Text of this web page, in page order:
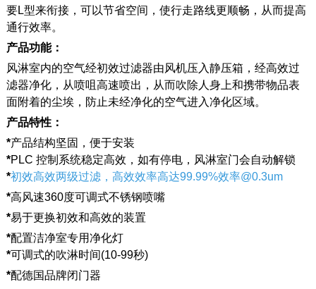
要L型来衔接，可以节省空间，使行走路线更顺畅，从而提高
通行效率。
产品功能：
风淋室内的空气经初效过滤器由风机压入静压箱，经高效过
滤器净化，从喷咀高速喷出，从而吹除人身上和携带物品表
面附着的尘埃，防止未经净化的空气进入净化区域。
产品特性：
*产品结构坚固，便于安装
*PLC 控制系统稳定高效，如有停电，风淋室门会自动解锁
*初效高效两级过滤，高效效率高达99.99%效率@0.3um
*高风速360度可调式不锈钢喷嘴
*易于更换初效和高效的装置
*配置洁净室专用净化灯
*可调式的吹淋时间(10-99秒)
*配德国品牌闭门器